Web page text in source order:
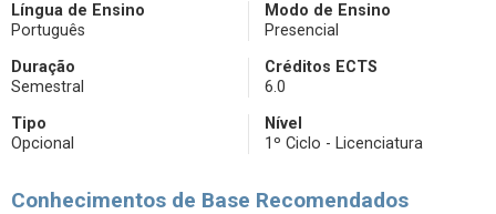
Língua de Ensino
Português
Modo de Ensino
Presencial
Duração
Semestral
Créditos ECTS
6.0
Tipo
Opcional
Nível
1º Ciclo - Licenciatura
Conhecimentos de Base Recomendados